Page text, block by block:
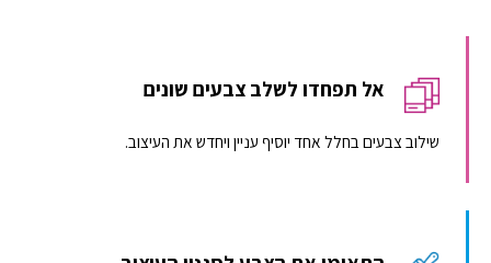
אל תפחדו לשלב צבעים שונים
שילוב צבעים בחלל אחד יוסיף עניין ויחדש את העיצוב.